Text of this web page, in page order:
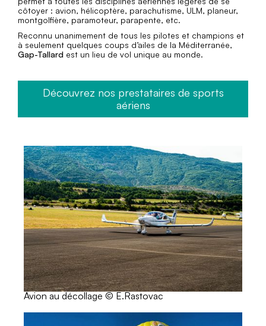
côtoyer : avion, hélicoptère, parachutisme, ULM, planeur,
montgolfière, paramoteur, parapente, etc.
Reconnu unanimement de tous les pilotes et champions et
à seulement quelques coups d’ailes de la Méditerranée,
Gap-Tallard est un lieu de vol unique au monde.
Découvrez nos prestataires de sports
aériens
Avion au décollage © E.Rastovac